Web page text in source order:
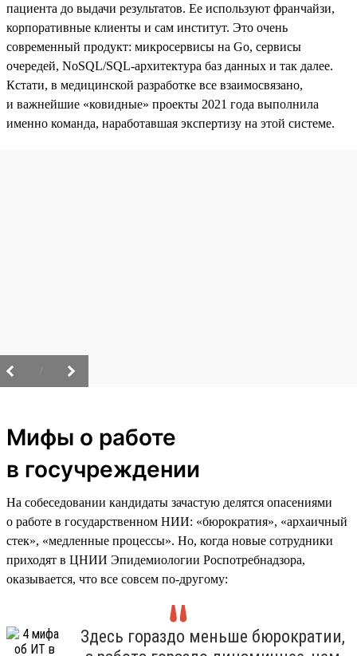
пациента до выдачи результатов. Ее используют франчайзи,
корпоративные клиенты и сам институт. Это очень
современный продукт: микросервисы на Go, сервисы
очередей, NoSQL/SQL-архитектура баз данных и так далее.
Кстати, в медицинской разработке все взаимосвязано,
и важнейшие «ковидные» проекты 2021 года выполнила
именно команда, наработавшая экспертизу на этой системе.
Мифы о работе
в госучреждении
На собеседовании кандидаты зачастую делятся опасениями
о работе в государственном НИИ: «бюрократия», «архаичный
стек», «медленные процессы». Но, когда новые сотрудники
приходят в ЦНИИ Эпидемиологии Роспотребнадзора,
оказывается, что все совсем по-другому:
Здесь гораздо меньше бюрократии,